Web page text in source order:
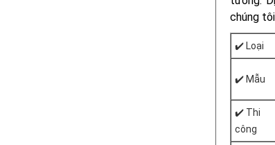
chúng
✔️ Loại
✔️ Mẫu
✔️ Thi
công